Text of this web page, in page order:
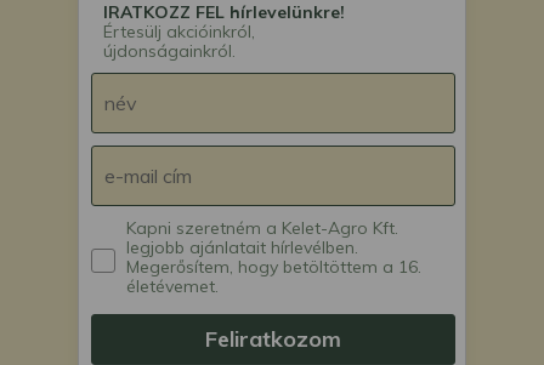
IRATKOZZ FEL hírlevelünkre!
Értesülj akcióinkról,
újdonságainkról.
Kapni szeretném a Kelet-Agro Kft.
legjobb ajánlatait hírlevélben.
Megerősítem, hogy betöltöttem a 16.
életévemet.
Feliratkozom